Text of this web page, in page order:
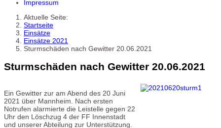
Impressum
Aktuelle Seite:
Startseite
Einsätze
Einsätze 2021
Sturmschäden nach Gewitter 20.06.2021
Sturmschäden nach Gewitter 20.06.2021
Ein Gewitter zur am Abend des 20 Juni
2021 über Mannheim. Nach ersten
Notrufen alarmierte die Leistelle gegen 22
Uhr den Löschzug 4 der FF Innenstadt
und unserer Abteilung zur Unterstützung.